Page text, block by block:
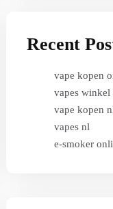
Recent
vape kopen
vapes winkel
vape kopen
vapes nl
e-smoker